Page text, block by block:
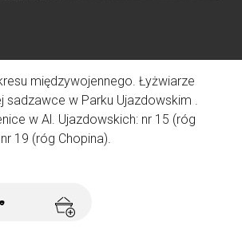
międzywojennego. Łyżwiarze
sadzawce w Parku Ujazdowskim .
w Al. Ujazdowskich: nr 15 (róg
19 (róg Chopina).